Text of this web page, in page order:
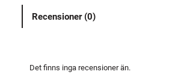
D
Recensioner (0)
Det finns inga recensioner än.